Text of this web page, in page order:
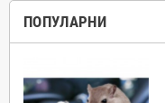
ПОПУЛАРНИ